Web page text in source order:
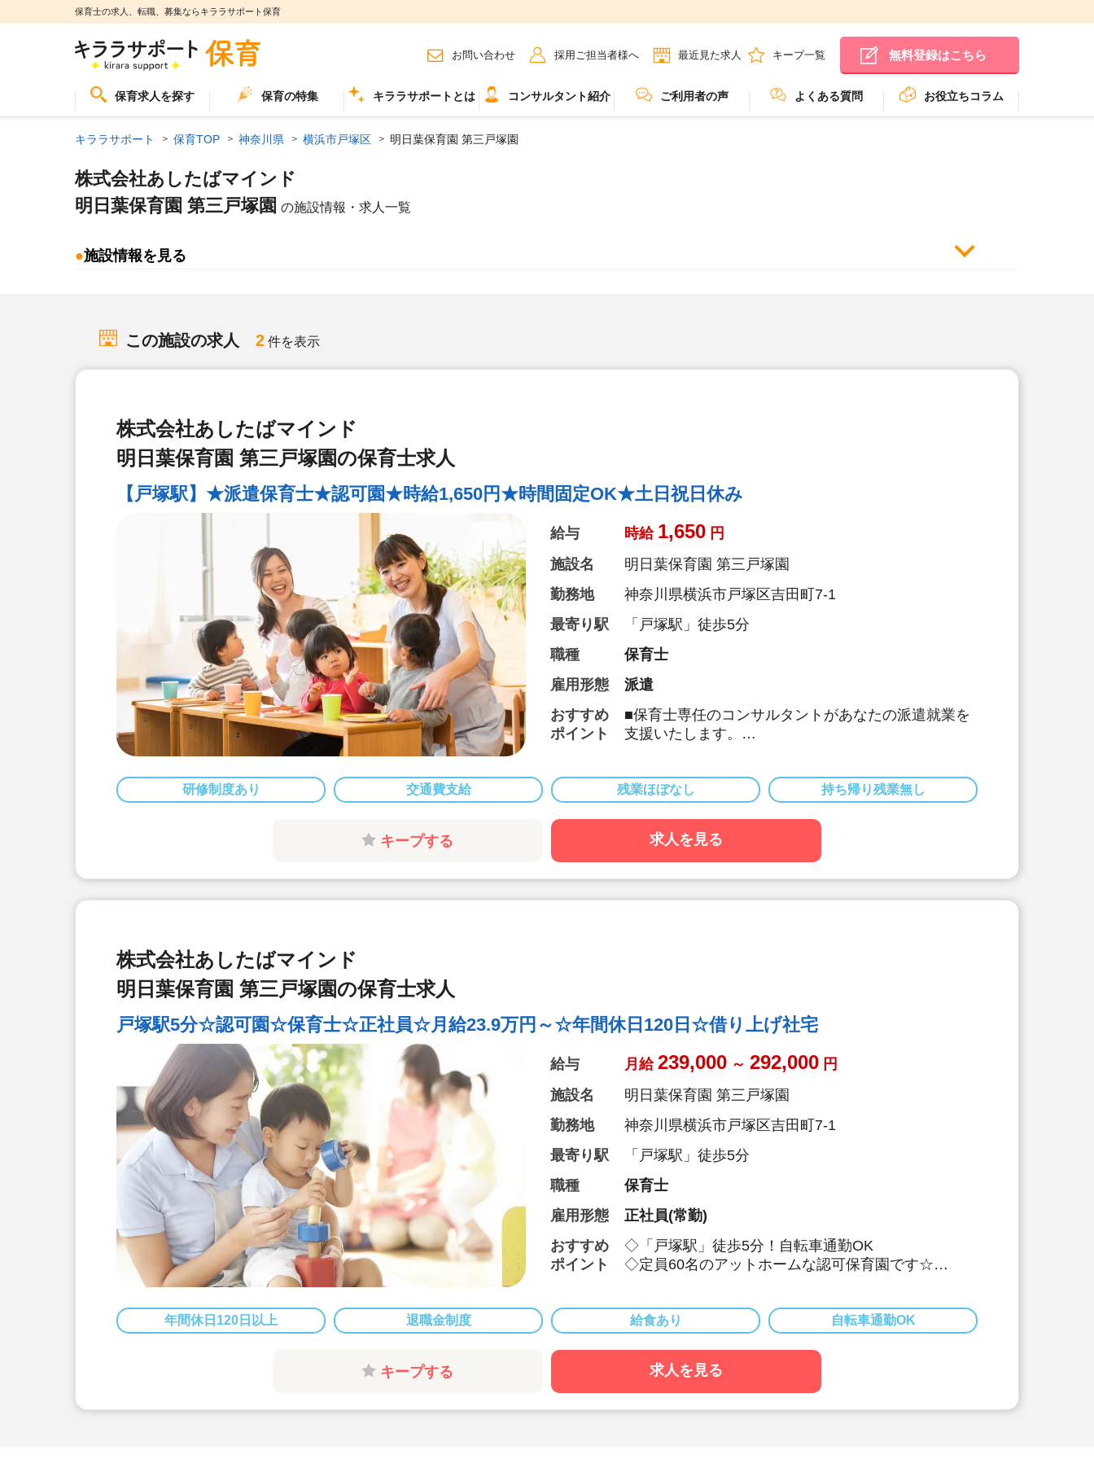
保育士の求人、転職、募集ならキララサポート保育
お問い合わせ 採用ご担当者様へ 最近見た求人 キープ一覧 無料登録はこちら
保育求人を探す 保育の特集 キララサポートとは コンサルタント紹介 ご利用者の声 よくある質問 お役立ちコラム
キララサポート 保育TOP 神奈川県 横浜市戸塚区 明日葉保育園 第三戸塚園
株式会社あしたばマインド
明日葉保育園 第三戸塚園 の施設情報・求人一覧
●施設情報を見る
この施設の求人 2 件を表示
株式会社あしたばマインド
明日葉保育園 第三戸塚園の保育士求人
【戸塚駅】★派遣保育士★認可園★時給1,650円★時間固定OK★土日祝日休み
給与 時給 1,650 円
施設名
明日葉保育園 第三戸塚園
勤務地
神奈川県横浜市戸塚区吉田町7-1
最寄り駅
「戸塚駅」徒歩5分
職種
保育士
雇用形態
派遣
おすすめ
ポイント
■保育士専任のコンサルタントがあなたの派遣就業を
支援いたします。
■土日祝日休みで大丈夫な職場です。
■気になる保育園の求人でしたらまずはお問い合わせ
いただき、担当営業に条件ご相談ください。
研修制度あり 交通費支給 残業ほぼなし 持ち帰り残業無し
キープする 求人を見る
株式会社あしたばマインド
明日葉保育園 第三戸塚園の保育士求人
戸塚駅5分☆認可園☆保育士☆正社員☆月給23.9万円～☆年間休日120日☆借り上げ社宅
給与 月給 239,000 ～ 292,000 円
施設名
明日葉保育園 第三戸塚園
勤務地
神奈川県横浜市戸塚区吉田町7-1
最寄り駅
「戸塚駅」徒歩5分
職種
保育士
雇用形態
正社員(常勤)
おすすめ
ポイント
◇「戸塚駅」徒歩5分！自転車通勤OK
◇定員60名のアットホームな認可保育園です☆
ス良好
敷金・礼金・仲介手数料・更新料まで法人負担と厚遇
です！(上限あり)
◇上京の場合は引っ越し手当てとして10万円補助☆
◇産休・育休後の復帰率がほぼ100%♪家庭やプライベ
年間休日120日以上 退職金制度 給食あり 自転車通勤OK
キープする 求人を見る